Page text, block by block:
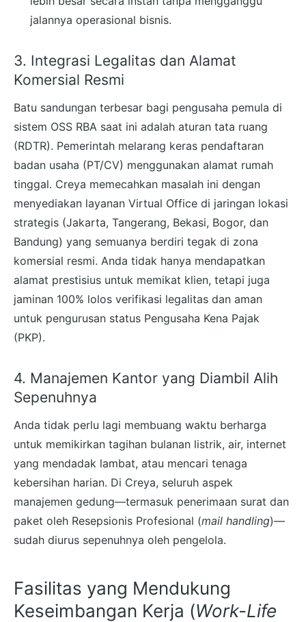
jalannya operasional bisnis.
3. Integrasi Legalitas dan Alamat
Komersial Resmi
Batu sandungan terbesar bagi pengusaha pemula di
sistem OSS RBA saat ini adalah aturan tata ruang
(RDTR). Pemerintah melarang keras pendaftaran
badan usaha (PT/CV) menggunakan alamat rumah
tinggal. Creya memecahkan masalah ini dengan
menyediakan layanan Virtual Office di jaringan lokasi
strategis (Jakarta, Tangerang, Bekasi, Bogor, dan
Bandung) yang semuanya berdiri tegak di zona
komersial resmi. Anda tidak hanya mendapatkan
alamat prestisius untuk memikat klien, tetapi juga
jaminan 100% lolos verifikasi legalitas dan aman
untuk pengurusan status Pengusaha Kena Pajak
(PKP).
4. Manajemen Kantor yang Diambil Alih
Sepenuhnya
Anda tidak perlu lagi membuang waktu berharga
untuk memikirkan tagihan bulanan listrik, air, internet
yang mendadak lambat, atau mencari tenaga
kebersihan harian. Di Creya, seluruh aspek
manajemen gedung—termasuk penerimaan surat dan
paket oleh Resepsionis Profesional (mail handling)—
sudah diurus sepenuhnya oleh pengelola.
Fasilitas yang Mendukung
Keseimbangan Kerja (Work-Life